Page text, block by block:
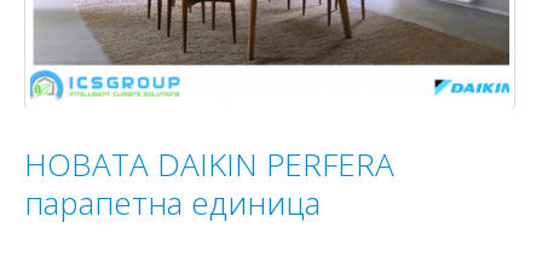
НОВАТА DAIKIN PERFERA
парапетна единица